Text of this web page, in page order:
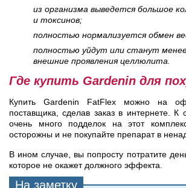
из организма выведется большое
и токсинов;
полностью нормализуется обмен
полностью уйдут или станут
внешние проявления целлюлита.
Где купить Gardenin для
Купить Gardenin FatFlex можно на
поставщика, сделав заказ в интернете. К
очень много подделок на этот
осторожны и не покупайте препарат в
В ином случае, вы попросту потратите
которое не окажет должного эффекта.